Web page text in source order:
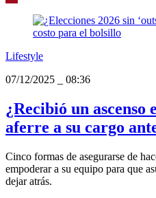
Lifestyle
07/12/2025
08:36
¿Recibió un ascenso
aferre a su cargo
Cinco formas de asegurarse de
empoderar a su equipo para que
dejar atrás.